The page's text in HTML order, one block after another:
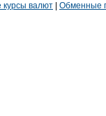
курсы валют Обменные